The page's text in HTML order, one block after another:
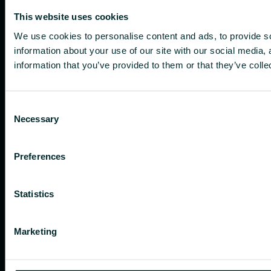
This website uses cookies
We use cookies to personalise content and ads, to provide
information about your use of our site with our social
information that you’ve provided to them or that they’ve
Selection
Necessary
Preferences
Statistics
Marketing